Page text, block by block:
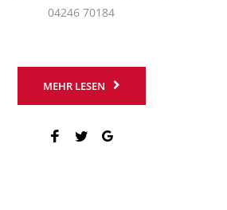
04246 70184
MEHR LESEN